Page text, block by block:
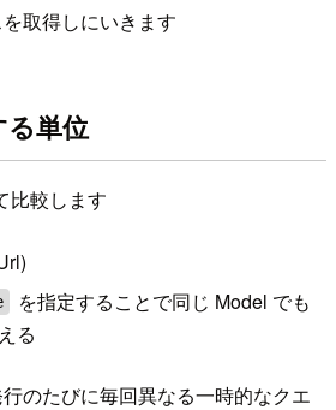
取得しにいきます
単位
比較します
を指定することで同じ Model でも
る
のたびに毎回異なる一時的なクエ